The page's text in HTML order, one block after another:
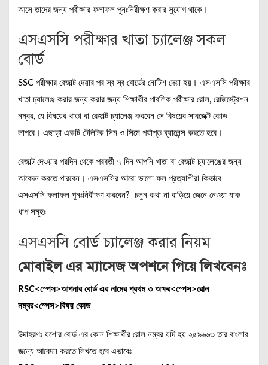
আসে তাদের জন্য পরীক্ষার ফলাফল পুনঃনিরীক্ষণ করার সুযোগ থাকে।
এসএসসি পরীক্ষার খাতা চ্যালেঞ্জ সকল
বোর্ড
SSC পরীক্ষার রেজাল্ট দেয়ার পর স্ব স্ব বোর্ডের নোটিশ দেয়া হয়। এসএসসি পরীক্ষার
খাতা চ্যালেঞ্জ করার জন্য করার জন্য শিক্ষার্থীর পাবলিক পরীক্ষার রোল, রেজিস্ট্রেশন
নম্বর, যে বিষয়ের খাতা বা রেজাল্ট চ্যালেঞ্জ করবেন সে বিষয়ের সাবজেক্ট কোড
লাগবে। এছাড়া একটি টেলিটক সিম ও সিমে পর্যাপ্ত ব্যালেন্স করতে হবে।
রেজাল্ট দেওয়ার পরদিন থেকে পরবর্তী ৭ দিন আপনি খাতা বা রেজাল্ট চ্যালেঞ্জের জন্য
আবেদন করতে পারবেন। এসএসসির আরো ভালো ফল প্রত্যাশীরা কিভাবে
এসএসসি ফলাফল পুনঃনিরীক্ষণ করবেন? চলুন কথা না বাড়িয়ে জেনে নেওয়া যাক
ধাপ সমূহঃ
এসএসসি বোর্ড চ্যালেঞ্জ করার নিয়ম
মোবাইল এর ম্যাসেজ অপশনে গিয়ে লিখবেনঃ
RSC<স্পেস>আপনার বোর্ড এর নামের প্রথম ৩ অক্ষর<স্পেস>রোল
নম্বর<স্পেস>বিষয় কোড
উদাহরণঃ যশোর বোর্ড এর কোন শিক্ষার্থীর রোল নম্বর যদি হয় ২৫৯৬৬৩ তার বাংলার
জন্যে আবেদন করতে লিখতে হবে এভাবেঃ